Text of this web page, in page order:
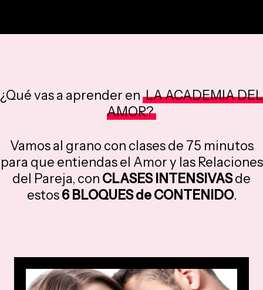
¿Qué vas a aprender enLA ACADEMIA DEL
AMOR?
Vamos al grano con clases de 75 minutos
para que entiendas el Amor y las Relaciones
del Pareja, con CLASES INTENSIVASde
estos6 BLOQUES de CONTENIDO.